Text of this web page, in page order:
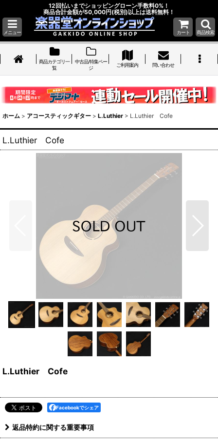
12回払いまでショッピングローン手数料0%！
商品合計金額が50,000円(税別)以上は送料無料！
メニュー カート 商品検索
商品カテゴリ一
覧
中古品/特集ペー
ジ
ご利用案内 問い合わせ
ホーム > アコースティックギター > L.Luthier > L.Luthier Cofe
L.Luthier Cofe
L.Luthier Cofe
Facebookでシェア
返品特約に関する重要事項